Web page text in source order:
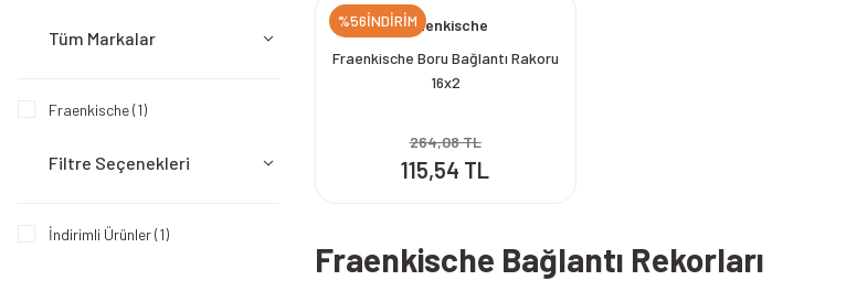
Tüm Markalar
Fraenkische (1)
Filtre Seçenekleri
İndirimli Ürünler (1)
%56İNDİRİMFraenkische
Fraenkische Boru Bağlantı Rakoru
16x2
264,08 TL
115,54 TL
Fraenkische Bağlantı Rekorları